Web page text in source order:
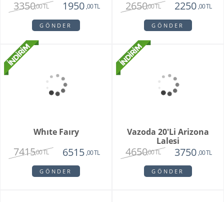
Pamela
3350
Pink Rose Bouquet
2650